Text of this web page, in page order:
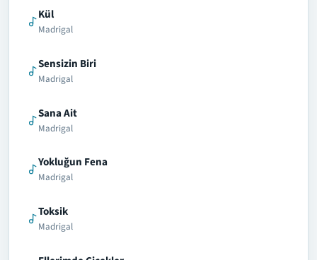
Kül
Madrigal
Sensizin Biri
Madrigal
Sana Ait
Madrigal
Yokluğun Fena
Madrigal
Toksik
Madrigal